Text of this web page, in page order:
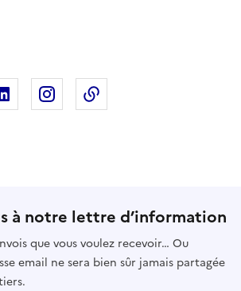
Facebook
sur X
Partager sur Linkedin
Partager sur Instagram
à notre lettre d’information
que vous voulez recevoir… Ou
email ne sera bien sûr jamais partagée